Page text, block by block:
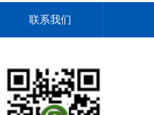
联系我们